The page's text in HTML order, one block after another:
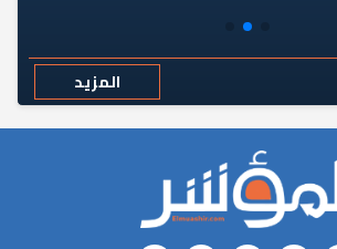
المزيد